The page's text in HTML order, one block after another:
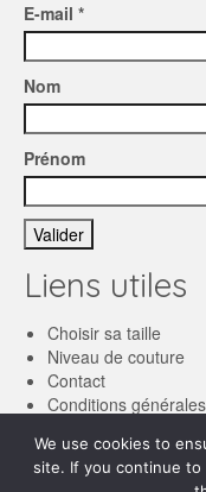
E-mail *
Nom
Prénom
Liens utiles
Choisir sa taille
Niveau de couture
Contact
Conditions
We use cookies to
site. If you continue